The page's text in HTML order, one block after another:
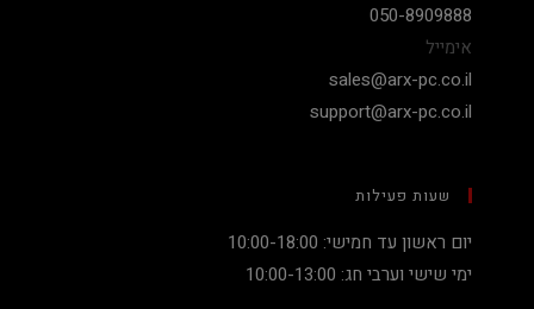
050-8909888
אימייל
sales@arx-pc.co.il
support@arx-pc.co.il
שעות פעילות
יום ראשון עד חמישי: 10:00-18:00
ימי שישי וערבי חג: 10:00-13:00